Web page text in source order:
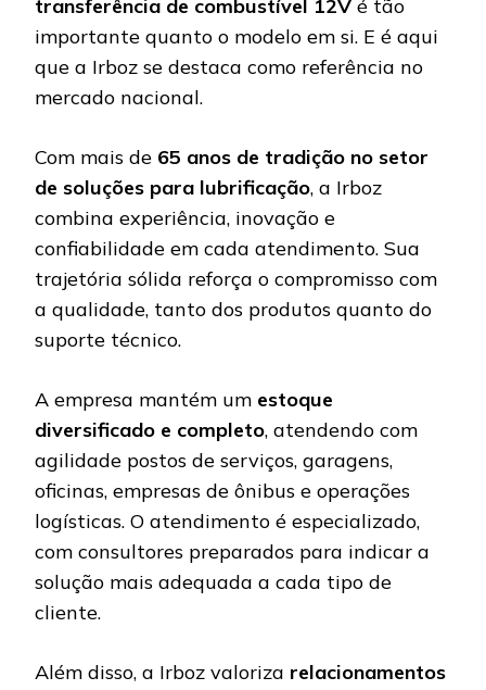
transferência de combustível 12V é tão
importante quanto o modelo em si. E é aqui
que a Irboz se destaca como referência no
mercado nacional.
Com mais de 65 anos de tradição no setor
de soluções para lubrificação, a Irboz
combina experiência, inovação e
confiabilidade em cada atendimento. Sua
trajetória sólida reforça o compromisso com
a qualidade, tanto dos produtos quanto do
suporte técnico.
A empresa mantém um estoque
diversificado e completo, atendendo com
agilidade postos de serviços, garagens,
oficinas, empresas de ônibus e operações
logísticas. O atendimento é especializado,
com consultores preparados para indicar a
solução mais adequada a cada tipo de
cliente.
Além disso, a Irboz valoriza relacionamentos